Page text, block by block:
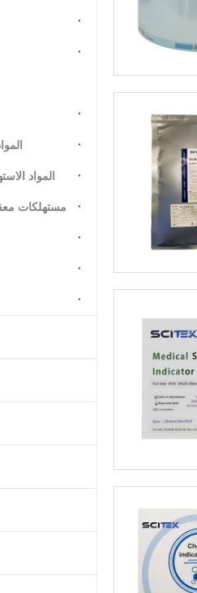
المواد
مستهلكات